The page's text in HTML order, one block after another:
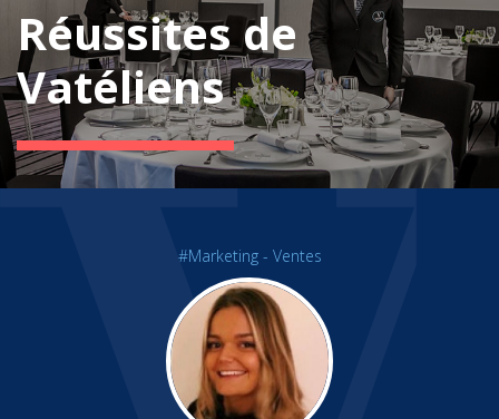
Réussites de
Vatéliens
#Marketing - Ventes